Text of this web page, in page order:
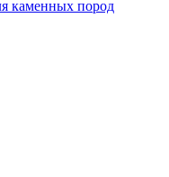
каменных пород